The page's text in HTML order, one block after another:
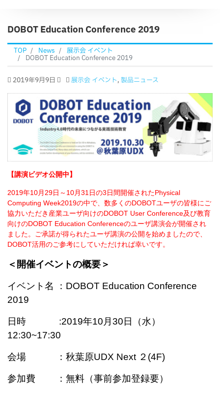
DOBOT Education Conference 2019
TOP News 展示会 イベント
DOBOT Education Conference 2019
2019年9月9日 展示会 イベント, 製品ニュース
【講演ビデオ公開中】
2019年10月29日～10月31日の3日間開催されたPhysical
Computing Week2019の中で、 数多くのDOBOTユーザの皆様にご
協力いただき 産業ユーザ向けのDOBOT User Conference及び教育
向けのDOBOT Education Conferenceのユーザ講演会が開催され
ました。ご承諾が得られたユーザ講演の公開を始めましたので、
DOBOT活用のご参考にしていただければ幸いです。
＜開催イベントの概要＞
イベント名 ：DOBOT Education Conference
2019
日時 :2019年10月30日（水）
12:30~17:30
会場 ：秋葉原UDX Next ２(4F)
参加費 ：無料（事前参加登録要）